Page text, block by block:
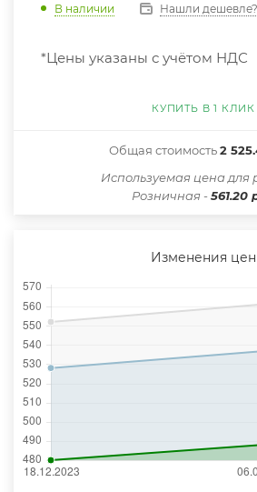
В наличии Нашли дешевле?
*Цены указаны с учётом НДС
КУПИТЬ В 1 КЛИК
Общая стоимость2
Иcпользуемая цена для
Розничная -561.20
Изменения цен